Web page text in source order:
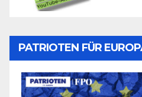
PATRIOTEN FÜR